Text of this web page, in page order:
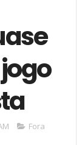
Fora